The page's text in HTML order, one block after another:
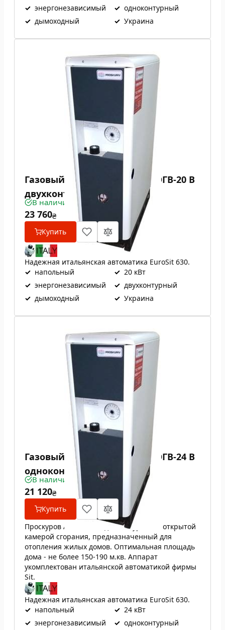
✓ энергонезависимый ✓ одноконтурный
✓ дымоходный ✓ Украина
Газовый котел Проскуров АОГВ-20 В
двухконтурный
В наличии
23 760₴
Купить
Надежная итальянская автоматика EuroSit 630.
✓ напольный ✓ 20 кВт
✓ энергонезависимый ✓ двухконтурный
✓ дымоходный ✓ Украина
Газовый котел Проскуров АОГВ-24 В
одноконтурный
В наличии
21 120₴
Купить
Проскуров АОГВ-24 В одноконтурный с открытой
камерой сгорания, предназначенный для
отопления жилых домов. Оптимальная площадь
дома - не более 150-190 м.кв. Аппарат
укомплектован итальянской автоматикой фирмы
Sit.
Надежная итальянская автоматика EuroSit 630.
✓ напольный ✓ 24 кВт
✓ энергонезависимый ✓ одноконтурный